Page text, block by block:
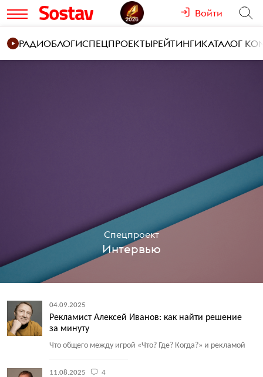
Войти
РАДИОБЛОГИСПЕЦПРОЕКТЫРЕЙТИНГИКАТАЛОГ
Спецпроект
Интервью
04.09.2025
Рекламист Алексей Иванов: как найти решение
за минуту
Что общего между игрой «Что? Где? Когда?» и рекламой
11.08.2025 4